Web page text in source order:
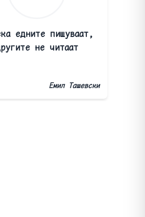
едните пишуваат,
не читаат
Емил Ташевски